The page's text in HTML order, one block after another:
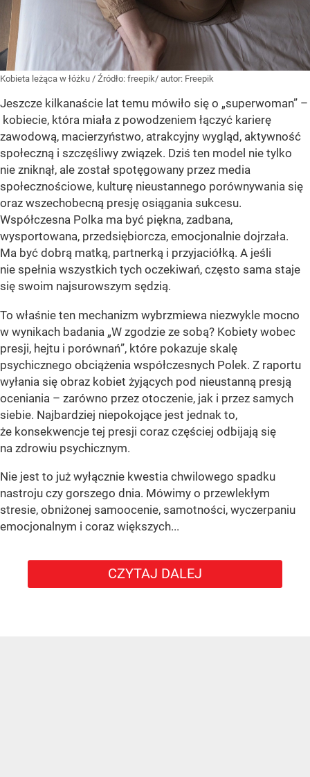
Kobieta leżąca w łóżku / Źródło: freepik/ autor: Freepik
Jeszcze kilkanaście lat temu mówiło się o „superwoman” –
kobiecie, która miała z powodzeniem łączyć karierę
zawodową, macierzyństwo, atrakcyjny wygląd, aktywność
społeczną i szczęśliwy związek. Dziś ten model nie tylko
nie zniknął, ale został spotęgowany przez media
społecznościowe, kulturę nieustannego porównywania się
oraz wszechobecną presję osiągania sukcesu.
Współczesna Polka ma być piękna, zadbana,
wysportowana, przedsiębiorcza, emocjonalnie dojrzała.
Ma być dobrą matką, partnerką i przyjaciółką. A jeśli
nie spełnia wszystkich tych oczekiwań, często sama staje
się swoim najsurowszym sędzią.
To właśnie ten mechanizm wybrzmiewa niezwykle mocno
w wynikach badania „W zgodzie ze sobą? Kobiety wobec
presji, hejtu i porównań”, które pokazuje skalę
psychicznego obciążenia współczesnych Polek. Z raportu
wyłania się obraz kobiet żyjących pod nieustanną presją
oceniania – zarówno przez otoczenie, jak i przez samych
siebie. Najbardziej niepokojące jest jednak to,
że konsekwencje tej presji coraz częściej odbijają się
na zdrowiu psychicznym.
Nie jest to już wyłącznie kwestia chwilowego spadku
nastroju czy gorszego dnia. Mówimy o przewlekłym
stresie, obniżonej samoocenie, samotności, wyczerpaniu
emocjonalnym i coraz większych...
CZYTAJ DALEJ